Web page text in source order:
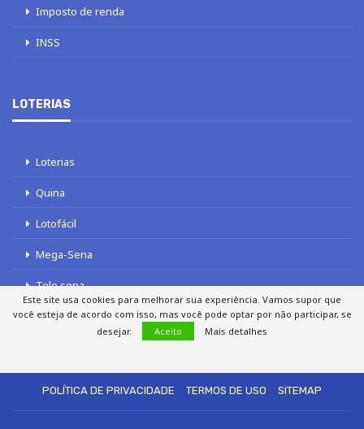
Imposto de renda
INSS
LOTERIAS
Loterias
Quina
Lotofácil
Mega-Sena
Tele sena
POLÍTICA DE PRIVACIDADE
TERMOS DE USO SITEMAP
Este site usa cookies para melhorar sua experiência. Vamos supor que
você esteja de acordo com isso, mas você pode optar por não participar, se
desejar.
Aceito Mais detalhes